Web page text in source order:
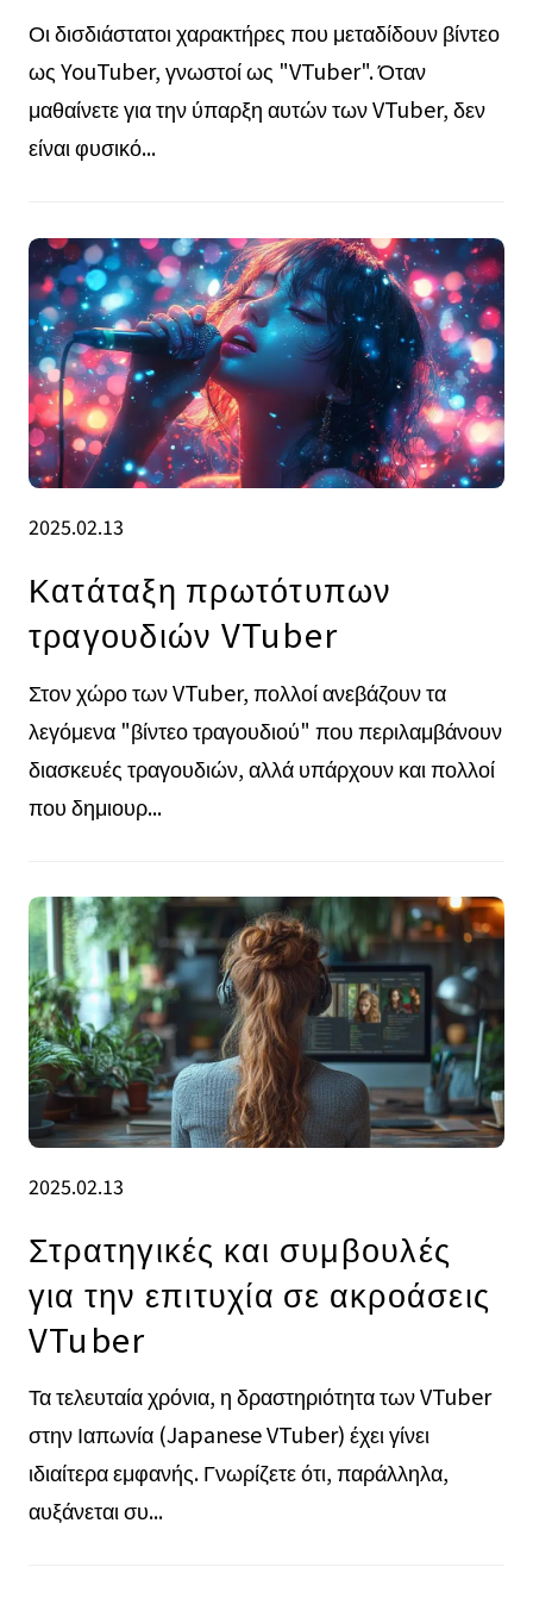
Οι δισδιάστατοι χαρακτήρες που μεταδίδουν βίντεο
ως YouTuber, γνωστοί ως "VTuber". Όταν
μαθαίνετε για την ύπαρξη αυτών των VTuber, δεν
είναι φυσικό...
2025.02.13
Κατάταξη πρωτότυπων
τραγουδιών VTuber
Στον χώρο των VTuber, πολλοί ανεβάζουν τα
λεγόμενα "βίντεο τραγουδιού" που περιλαμβάνουν
διασκευές τραγουδιών, αλλά υπάρχουν και πολλοί
που δημιουρ...
2025.02.13
Στρατηγικές και συμβουλές
για την επιτυχία σε ακροάσεις
VTuber
Τα τελευταία χρόνια, η δραστηριότητα των VTuber
στην Ιαπωνία (Japanese VTuber) έχει γίνει
ιδιαίτερα εμφανής. Γνωρίζετε ότι, παράλληλα,
αυξάνεται συ...